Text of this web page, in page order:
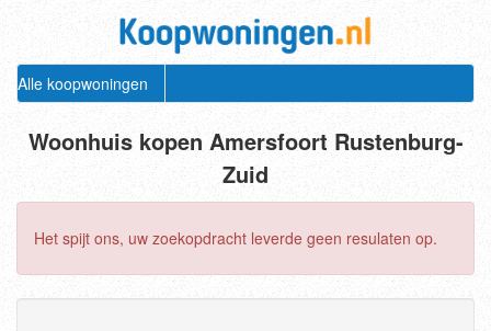
Alle koopwoningen
Woonhuis kopen Amersfoort Rustenburg-
Zuid
Het spijt ons, uw zoekopdracht leverde geen resulaten op.